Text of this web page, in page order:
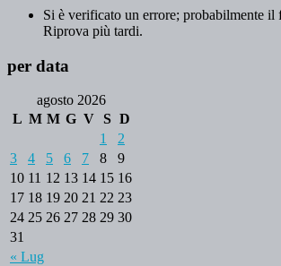
Si è verificato un errore; probabilmente il
Riprova più tardi.
per data
agosto 2026
L M M G V S D
« Lug
1
2
3
4 5 6 7 8
9
10 11 12 13 14 15 16
17 18 19 20 21 22 23
24 25 26 27 28 29 30
31